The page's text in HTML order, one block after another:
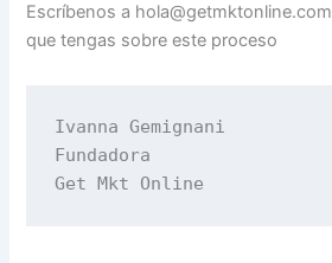
Escríbenos a hola@getmktonline.com
que tengas sobre este proceso
Ivanna Gemignani
Fundadora
Get Mkt Online